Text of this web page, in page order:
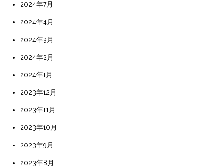
2024年7月
2024年4月
2024年3月
2024年2月
2024年1月
2023年12月
2023年11月
2023年10月
2023年9月
2023年8月